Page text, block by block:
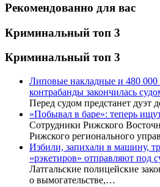
Рекомендованно для вас
Криминальный топ 3
Криминальный топ 3
Липовые накладные и 480 000
контрабанды закончилась
Перед судом предстанет дуэт
«Побывал в баре»: теперь
Сотрудники Рижского
Рижского регионального
Избили, запихали в машину,
«рэкетиров» отправляют под
Латгальские полицейские
о вымогательстве,…